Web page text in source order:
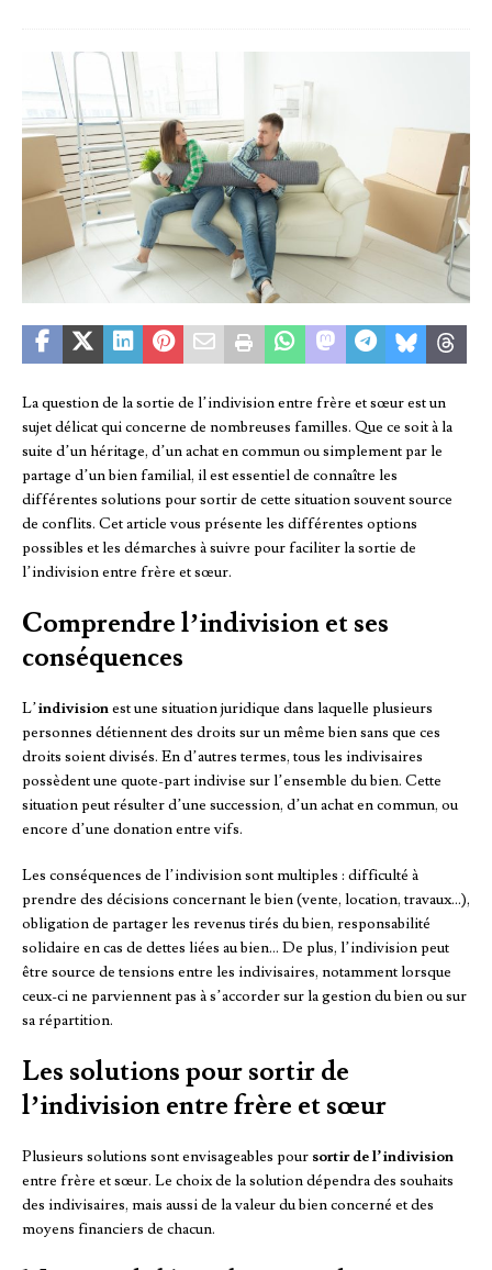
La question de la sortie de l’indivision entre frère et sœur est un
sujet délicat qui concerne de nombreuses familles. Que ce soit à la
suite d’un héritage, d’un achat en commun ou simplement par le
partage d’un bien familial, il est essentiel de connaître les
différentes solutions pour sortir de cette situation souvent source
de conflits. Cet article vous présente les différentes options
possibles et les démarches à suivre pour faciliter la sortie de
l’indivision entre frère et sœur.
Comprendre l’indivision et ses
conséquences
L’indivisionest une situation juridique dans laquelle plusieurs
personnes détiennent des droits sur un même bien sans que ces
droits soient divisés. En d’autres termes, tous les indivisaires
possèdent une quote-part indivise sur l’ensemble du bien. Cette
situation peut résulter d’une succession, d’un achat en commun, ou
encore d’une donation entre vifs.
Les conséquences de l’indivision sont multiples : difficulté à
prendre des décisions concernant le bien (vente, location, travaux…),
obligation de partager les revenus tirés du bien, responsabilité
solidaire en cas de dettes liées au bien… De plus, l’indivision peut
être source de tensions entre les indivisaires, notamment lorsque
ceux-ci ne parviennent pas à s’accorder sur la gestion du bien ou sur
sa répartition.
Les solutions pour sortir de
l’indivision entre frère et sœur
Plusieurs solutions sont envisageables pour sortir de l’indivision
entre frère et sœur. Le choix de la solution dépendra des souhaits
des indivisaires, mais aussi de la valeur du bien concerné et des
moyens financiers de chacun.